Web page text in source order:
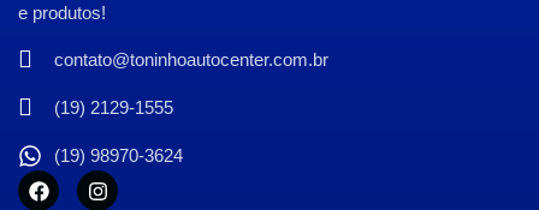
e produtos!
contato@toninhoautocenter.com.br
(19) 2129-1555
(19) 98970-3624